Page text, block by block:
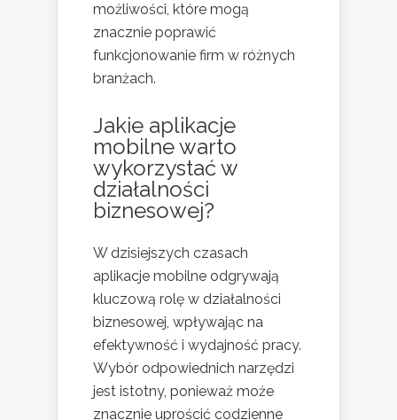
możliwości, które mogą
znacznie poprawić
funkcjonowanie firm w różnych
branżach.
Jakie aplikacje
mobilne warto
wykorzystać w
działalności
biznesowej?
W dzisiejszych czasach
aplikacje mobilne odgrywają
kluczową rolę w działalności
biznesowej, wpływając na
efektywność i wydajność pracy.
Wybór odpowiednich narzędzi
jest istotny, ponieważ może
znacznie uprościć codzienne